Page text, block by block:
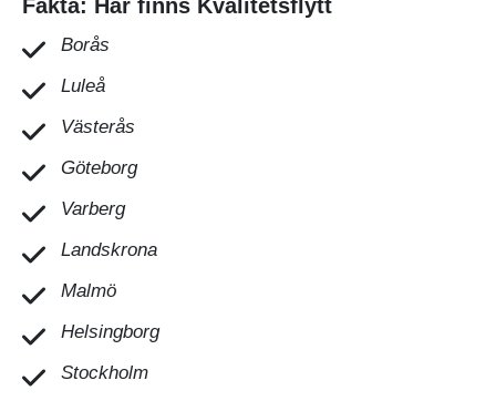
Fakta: Här finns Kvalitetsflytt
Borås
Luleå
Västerås
Göteborg
Varberg
Landskrona
Malmö
Helsingborg
Stockholm